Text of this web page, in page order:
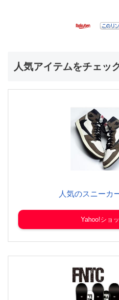
人気アイテムをチェッ
人気のスニーカ
Yahoo!ショ